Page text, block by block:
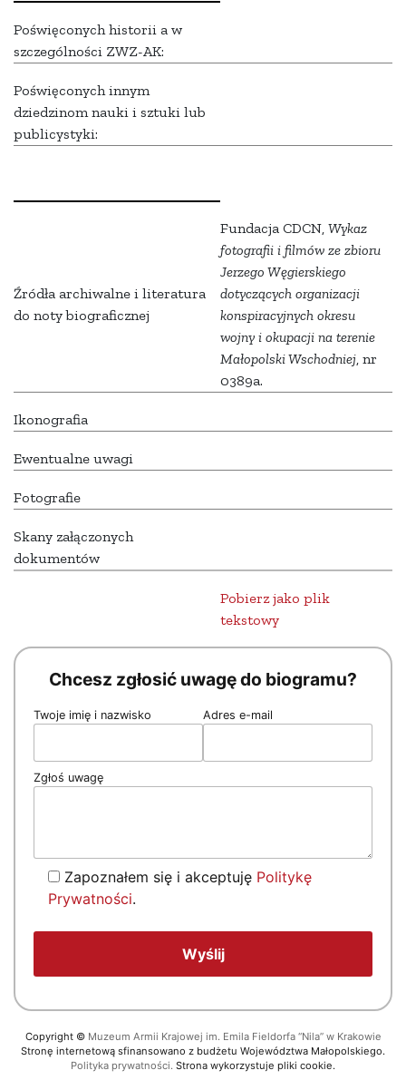
Poświęconych historii a w
szczególności ZWZ-AK:
Poświęconych innym
dziedzinom nauki i sztuki lub
publicystyki:
Źródła archiwalne i literatura
do noty biograficznej
Fundacja CDCN, Wykaz
fotografii i filmów ze zbioru
Jerzego Węgierskiego
dotyczących organizacji
konspiracyjnych okresu
wojny i okupacji na terenie
Małopolski Wschodniej, nr
0389a.
Ikonografia
Ewentualne uwagi
Fotografie
Skany załączonych
dokumentów
Pobierz jako plik
tekstowy
Chcesz zgłosić uwagę do biogramu?
Twoje imię i nazwisko Adres e-mail
Zgłoś uwagę
Zapoznałem się i akceptuję Politykę
Prywatności.
Copyright © Muzeum Armii Krajowej im. Emila Fieldorfa “Nila” w Krakowie
Stronę internetową sfinansowano z budżetu Województwa Małopolskiego.
Polityka prywatności. Strona wykorzystuje pliki cookie.